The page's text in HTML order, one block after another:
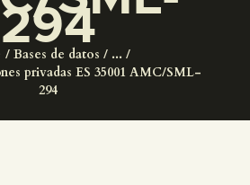
294
Bases de datos
...
privadas ES 35001 AMC/SML-
294